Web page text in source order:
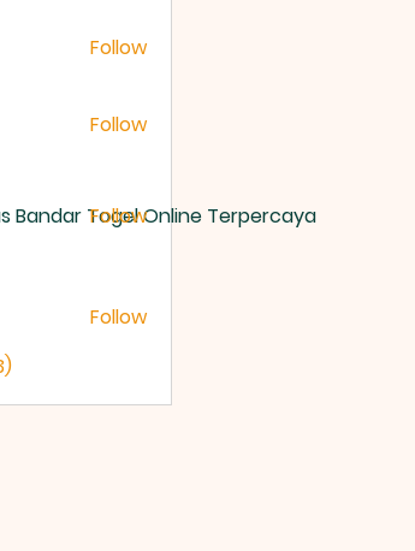
Follow
Follow
Bandar Togel Online Terpercaya
Follow
Follow